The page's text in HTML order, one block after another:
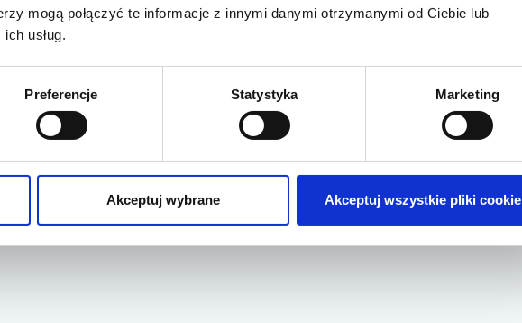
mogą połączyć te informacje z innymi danymi otrzymanymi od Ciebie lub
usług.
Preferencje Statystyka Marketing
Akceptuj wybrane Akceptuj wszystkie pliki cookie